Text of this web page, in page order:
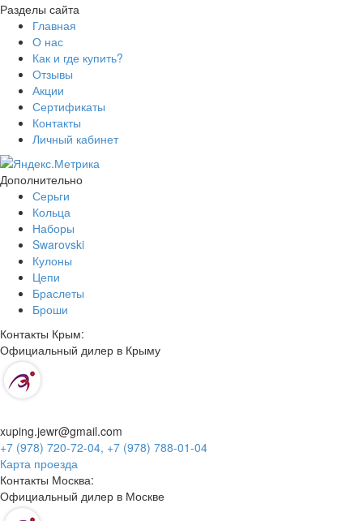
Разделы сайта
Главная
О нас
Как и где купить?
Отзывы
Акции
Сертификаты
Контакты
Личный кабинет
Дополнительно
Серьги
Кольца
Наборы
Swarovski
Кулоны
Цепи
Браслеты
Броши
Контакты Крым:
Официальный дилер в Крыму
xuping.jewr@gmail.com
+7 (978) 720-72-04, +7 (978) 788-01-04
Карта проезда
Контакты Москва:
Официальный дилер в Москве